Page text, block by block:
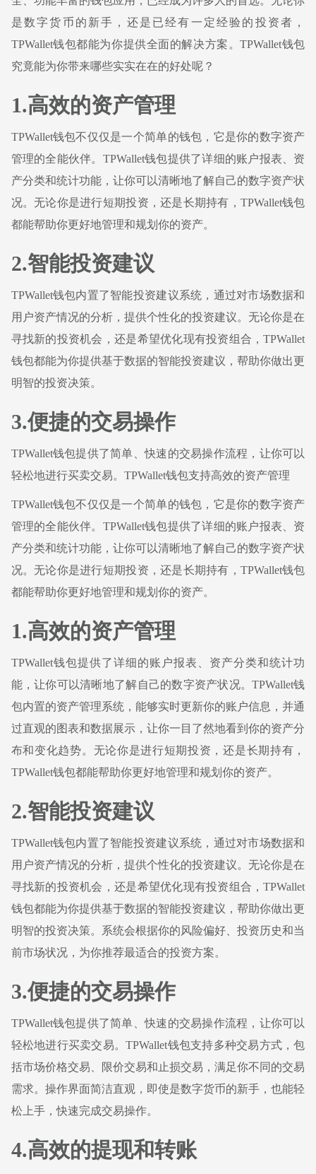
是数字货币的新手，还是已经有一定经验的投资者，
TPWallet钱包都能为你提供全面的解决方案。TPWallet钱包
究竟能为你带来哪些实实在在的好处呢？
1.高效的资产管理
TPWallet钱包不仅仅是一个简单的钱包，它是你的数字资产
管理的全能伙伴。TPWallet钱包提供了详细的账户报表、资
产分类和统计功能，让你可以清晰地了解自己的数字资产状
况。无论你是进行短期投资，还是长期持有，TPWallet钱包
都能帮助你更好地管理和规划你的资产。
2.智能投资建议
TPWallet钱包内置了智能投资建议系统，通过对市场数据和
用户资产情况的分析，提供个性化的投资建议。无论你是在
寻找新的投资机会，还是希望优化现有投资组合，TPWallet
钱包都能为你提供基于数据的智能投资建议，帮助你做出更
明智的投资决策。
3.便捷的交易操作
TPWallet钱包提供了简单、快速的交易操作流程，让你可以
轻松地进行买卖交易。TPWallet钱包支持高效的资产管理
TPWallet钱包不仅仅是一个简单的钱包，它是你的数字资产
管理的全能伙伴。TPWallet钱包提供了详细的账户报表、资
产分类和统计功能，让你可以清晰地了解自己的数字资产状
况。无论你是进行短期投资，还是长期持有，TPWallet钱包
都能帮助你更好地管理和规划你的资产。
1.高效的资产管理
TPWallet钱包提供了详细的账户报表、资产分类和统计功
能，让你可以清晰地了解自己的数字资产状况。TPWallet钱
包内置的资产管理系统，能够实时更新你的账户信息，并通
过直观的图表和数据展示，让你一目了然地看到你的资产分
布和变化趋势。无论你是进行短期投资，还是长期持有，
TPWallet钱包都能帮助你更好地管理和规划你的资产。
2.智能投资建议
TPWallet钱包内置了智能投资建议系统，通过对市场数据和
用户资产情况的分析，提供个性化的投资建议。无论你是在
寻找新的投资机会，还是希望优化现有投资组合，TPWallet
钱包都能为你提供基于数据的智能投资建议，帮助你做出更
明智的投资决策。系统会根据你的风险偏好、投资历史和当
前市场状况，为你推荐最适合的投资方案。
3.便捷的交易操作
TPWallet钱包提供了简单、快速的交易操作流程，让你可以
轻松地进行买卖交易。TPWallet钱包支持多种交易方式，包
括市场价格交易、限价交易和止损交易，满足你不同的交易
需求。操作界面简洁直观，即使是数字货币的新手，也能轻
松上手，快速完成交易操作。
4.高效的提现和转账